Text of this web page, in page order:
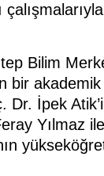
Bilim
bir akademik
İpek
Yılmaz